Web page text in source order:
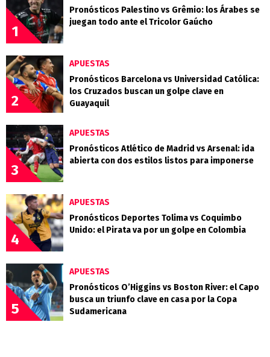
1
Pronósticos Palestino vs Grêmio: los Árabes se
juegan todo ante el Tricolor Gaúcho
2
APUESTAS
Pronósticos Barcelona vs Universidad Católica:
los Cruzados buscan un golpe clave en
Guayaquil
3
APUESTAS
Pronósticos Atlético de Madrid vs Arsenal: ida
abierta con dos estilos listos para imponerse
4
APUESTAS
Pronósticos Deportes Tolima vs Coquimbo
Unido: el Pirata va por un golpe en Colombia
5
APUESTAS
Pronósticos O’Higgins vs Boston River: el Capo
busca un triunfo clave en casa por la Copa
Sudamericana